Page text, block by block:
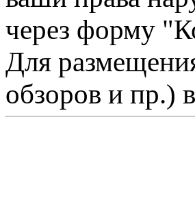
через форму
Для
обзоров и пр.)